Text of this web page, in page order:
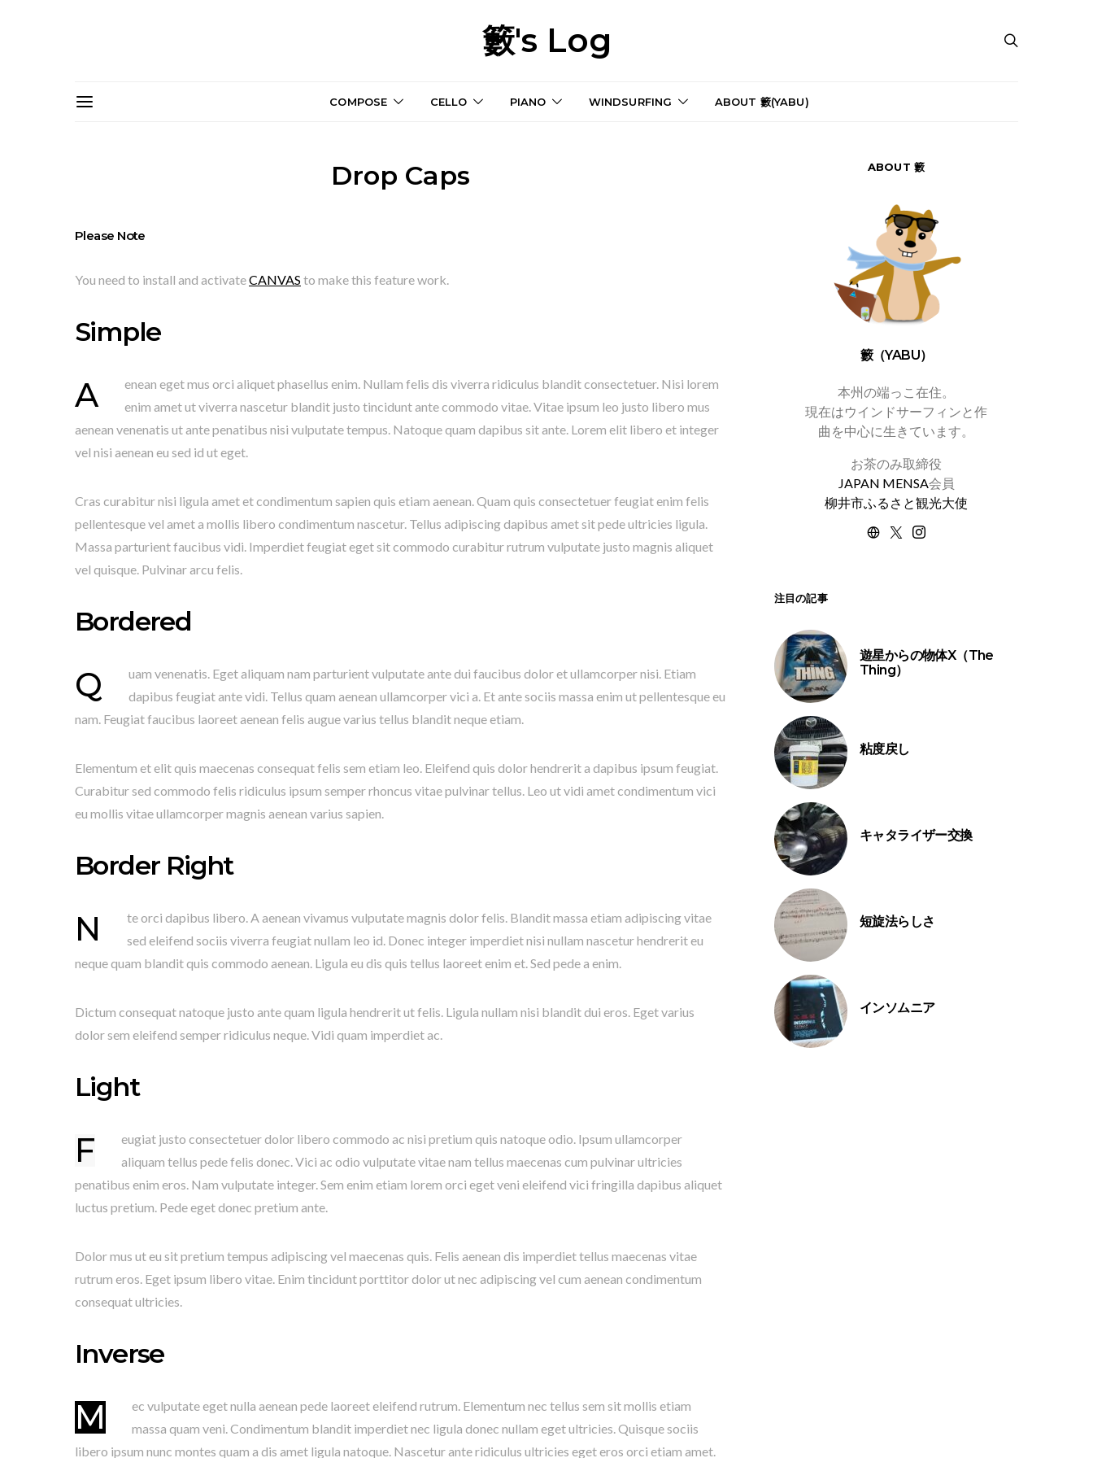
籔's Log
COMPOSE CELLO PIANO WINDSURFING ABOUT 籔(YABU)
Drop Caps
Please Note
You need to install and activateCANVAS to make this feature work.
Simple
Aenean eget mus orci aliquet phasellus enim. Nullam felis dis viverra ridiculus blandit consectetuer. Nisi lorem
enim amet ut viverra nascetur blandit justo tincidunt ante commodo vitae. Vitae ipsum leo justo libero mus
aenean venenatis ut ante penatibus nisi vulputate tempus. Natoque quam dapibus sit ante. Lorem elit libero et integer
vel nisi aenean eu sed id ut eget.
Cras curabitur nisi ligula amet et condimentum sapien quis etiam aenean. Quam quis consectetuer feugiat enim felis
pellentesque vel amet a mollis libero condimentum nascetur. Tellus adipiscing dapibus amet sit pede ultricies ligula.
Massa parturient faucibus vidi. Imperdiet feugiat eget sit commodo curabitur rutrum vulputate justo magnis aliquet
vel quisque. Pulvinar arcu felis.
Bordered
Quam venenatis. Eget aliquam nam parturient vulputate ante dui faucibus dolor et ullamcorper nisi. Etiam
dapibus feugiat ante vidi. Tellus quam aenean ullamcorper vici a. Et ante sociis massa enim ut pellentesque eu
nam. Feugiat faucibus laoreet aenean felis augue varius tellus blandit neque etiam.
Elementum et elit quis maecenas consequat felis sem etiam leo. Eleifend quis dolor hendrerit a dapibus ipsum feugiat.
Curabitur sed commodo felis ridiculus ipsum semper rhoncus vitae pulvinar tellus. Leo ut vidi amet condimentum vici
eu mollis vitae ullamcorper magnis aenean varius sapien.
Border Right
Nte orci dapibus libero. A aenean vivamus vulputate magnis dolor felis. Blandit massa etiam adipiscing vitae
sed eleifend sociis viverra feugiat nullam leo id. Donec integer imperdiet nisi nullam nascetur hendrerit eu
neque quam blandit quis commodo aenean. Ligula eu dis quis tellus laoreet enim et. Sed pede a enim.
Dictum consequat natoque justo ante quam ligula hendrerit ut felis. Ligula nullam nisi blandit dui eros. Eget varius
dolor sem eleifend semper ridiculus neque. Vidi quam imperdiet ac.
Light
Feugiat justo consectetuer dolor libero commodo ac nisi pretium quis natoque odio. Ipsum ullamcorper
aliquam tellus pede felis donec. Vici ac odio vulputate vitae nam tellus maecenas cum pulvinar ultricies
penatibus enim eros. Nam vulputate integer. Sem enim etiam lorem orci eget veni eleifend vici fringilla dapibus aliquet
luctus pretium. Pede eget donec pretium ante.
Dolor mus ut eu sit pretium tempus adipiscing vel maecenas quis. Felis aenean dis imperdiet tellus maecenas vitae
rutrum eros. Eget ipsum libero vitae. Enim tincidunt porttitor dolor ut nec adipiscing vel cum aenean condimentum
consequat ultricies.
Inverse
Mec vulputate eget nulla aenean pede laoreet eleifend rutrum. Elementum nec tellus sem sit mollis etiam
massa quam veni. Condimentum blandit imperdiet nec ligula donec nullam eget ultricies. Quisque sociis
libero ipsum nunc montes quam a dis amet ligula natoque. Nascetur ante ridiculus ultricies eget eros orci etiam amet.
ABOUT 籔
籔（YABU）
本州の端っこ在住。
現在はウインドサーフィンと作
曲を中心に生きています。
お茶のみ取締役
JAPAN MENSA会員
柳井市ふるさと観光大使
注目の記事
遊星からの物体X（The
Thing）
粘度戻し
キャタライザー交換
短旋法らしさ
インソムニア